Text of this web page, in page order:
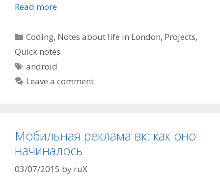
Read more
Categories
Coding, Notes about life in London, Projects,
Quick notes
Tags
android
Leave a comment
Мобильная реклама вк: как оно
начиналось
03/07/2015 by ruX